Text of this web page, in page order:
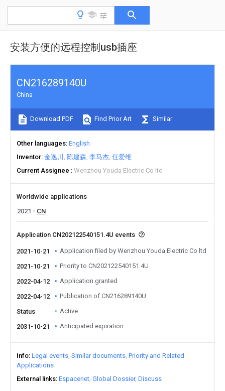
安装方便的远程控制usb插座
CN216289140U
China
Download PDF Find Prior Art Similar
Other languages English
Inventor 金逸川 陈建森 李马杰 任爱维
Current Assignee
Wenzhou Youda Electric Co ltd
Worldwide applications
2021
CN
Application CN202122540151.4U events
2021-10-21 Application filed by Wenzhou Youda Electric Co ltd
2021-10-21 Priority to CN202122540151.4U
2022-04-12 Application granted
2022-04-12 Publication of CN216289140U
Status Active
2031-10-21 Anticipated expiration
Info Legal events Similar documents Priority and Related
Applications
External links Espacenet Global Dossier Discuss